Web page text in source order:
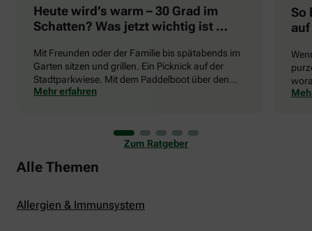
Heute wird’s warm – 30 Grad im
Schatten? Was jetzt wichtig ist …
Mit Freunden oder der Familie bis spätabends im
Garten sitzen und grillen. Ein Picknick auf der
Stadtparkwiese. Mit dem Paddelboot über den
See gleiten oder eine Radtour durch die blühende
er uns auch ganz schön zu schaffen. Wenn die
Temperaturen tagsüber auf mehr als 30 Grad
klettern und uns warme Tropennächte den Schlaf
rauben, sehnen wir uns oft nach einem
Mehr erfahren
So
die
Zum Ratgeber
Alle Themen
Allergien & Immunsystem